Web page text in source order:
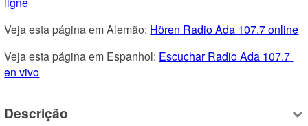
Veja esta página em Alemão: Hören Radio Ada 107.7 online
Veja esta página em Espanhol: Escuchar Radio Ada 107.7
en vivo
Descrição